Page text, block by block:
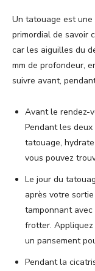
Un tatouage est
primordial de savoir
car les aiguilles du
mm de profondeur,
suivre avant,
Avant le rendez-
Pendant les
tatouage,
vous pouvez
Le jour du
après votre
tamponnant
frotter.
un pansement
Pendant la